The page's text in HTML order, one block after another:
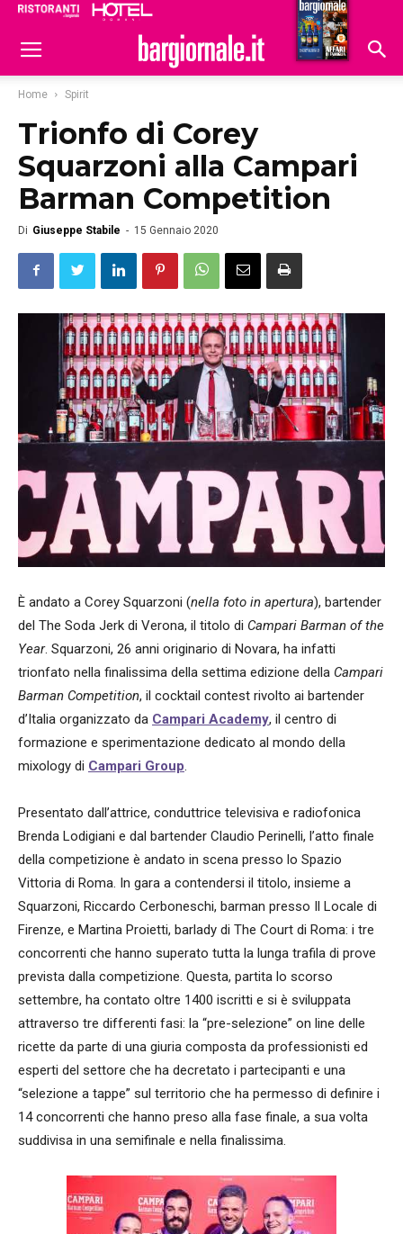
Hoteldomani
Home Spirit
Trionfo di Corey
Squarzoni alla Campari
Barman Competition
Di Giuseppe Stabile - 15 Gennaio 2020
È andato a Corey Squarzoni (nella foto in apertura), bartender
del The Soda Jerk di Verona, il titolo di Campari Barman of the
Year. Squarzoni, 26 anni originario di Novara, ha infatti
trionfato nella finalissima della settima edizione della Campari
Barman Competition, il cocktail contest rivolto ai bartender
d’Italia organizzato da Campari Academy, il centro di
formazione e sperimentazione dedicato al mondo della
mixology di Campari Group.
Presentato dall’attrice, conduttrice televisiva e radiofonica
Brenda Lodigiani e dal bartender Claudio Perinelli, l’atto finale
della competizione è andato in scena presso lo Spazio
Vittoria di Roma. In gara a contendersi il titolo, insieme a
Squarzoni, Riccardo Cerboneschi, barman presso Il Locale di
Firenze, e Martina Proietti, barlady di The Court di Roma: i tre
concorrenti che hanno superato tutta la lunga trafila di prove
prevista dalla competizione. Questa, partita lo scorso
settembre, ha contato oltre 1400 iscritti e si è sviluppata
attraverso tre differenti fasi: la “pre-selezione” on line delle
ricette da parte di una giuria composta da professionisti ed
esperti del settore che ha decretato i partecipanti e una
“selezione a tappe” sul territorio che ha permesso di definire i
14 concorrenti che hanno preso alla fase finale, a sua volta
suddivisa in una semifinale e nella finalissima.